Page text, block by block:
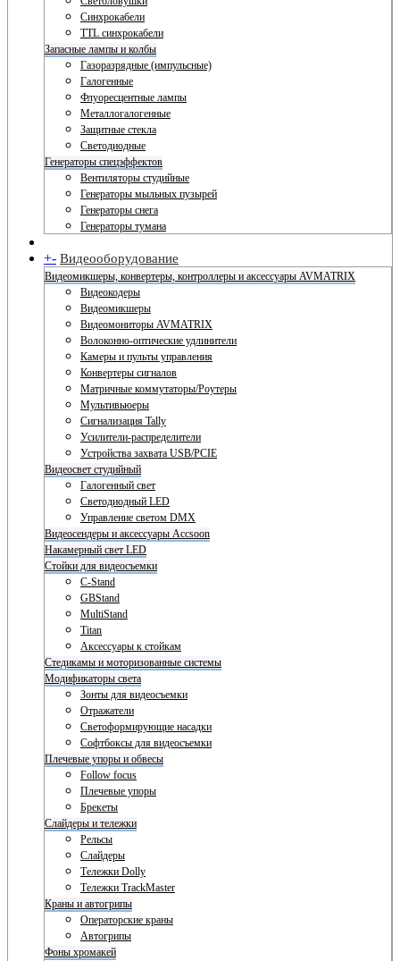
Синхрокабели
TTL синхрокабели
Запасные лампы и колбы
Газоразрядные (импульсные)
Галогенные
Флуоресцентные лампы
Металлогалогенные
Защитные стекла
Светодиодные
Генераторы спецэффектов
Вентиляторы студийные
Генераторы мыльных пузырей
Генераторы снега
Генераторы тумана
+- Видеооборудование
Видеомикшеры, конвертеры, контроллеры и аксессуары AVMATRIX
Видеокодеры
Видеомикшеры
Видеомониторы AVMATRIX
Волоконно-оптические удлинители
Камеры и пульты управления
Конвертеры сигналов
Матричные коммутаторы/Роутеры
Мультивьюеры
Сигнализация Tally
Усилители-распределители
Устройства захвата USB/PCIE
Видеосвет студийный
Галогенный свет
Светодиодный LED
Управление светом DMX
Видеосендеры и аксессуары Accsoon
Накамерный свет LED
Стойки для видеосъемки
C-Stand
GBStand
MultiStand
Titan
Аксессуары к стойкам
Стедикамы и моторизованные системы
Модификаторы света
Зонты для видеосъемки
Отражатели
Светоформирующие насадки
Софтбоксы для видеосъемки
Плечевые упоры и обвесы
Follow focus
Плечевые упоры
Брекеты
Слайдеры и тележки
Рельсы
Слайдеры
Тележки Dolly
Тележки TrackMaster
Краны и автогрипы
Операторские краны
Автогрипы
Фоны хромакей